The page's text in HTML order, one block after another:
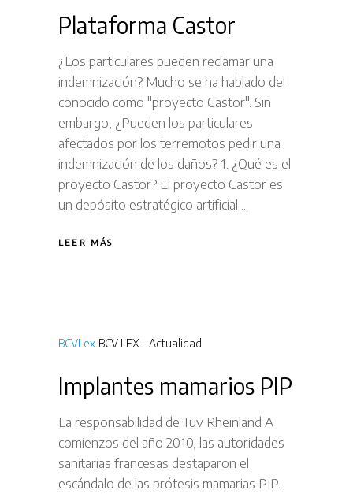
Plataforma Castor
¿Los particulares pueden reclamar una
indemnización? Mucho se ha hablado del
conocido como "proyecto Castor". Sin
embargo, ¿Pueden los particulares
afectados por los terremotos pedir una
indemnización de los daños? 1. ¿Qué es el
proyecto Castor? El proyecto Castor es
un depósito estratégico artificial
LEER MÁS
BCVLex BCV LEX - Actualidad
Implantes mamarios PIP
La responsabilidad de Tüv Rheinland A
comienzos del año 2010, las autoridades
sanitarias francesas destaparon el
escándalo de las prótesis mamarias PIP.